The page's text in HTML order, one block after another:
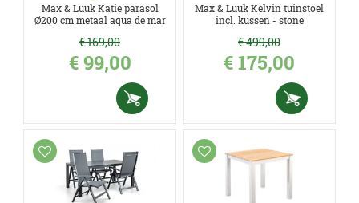
Max & Luuk Katie parasol
Ø200 cm metaal aqua de mar
€169,00
€ 99,00
Max & Luuk Kelvin tuinstoel
incl. kussen - stone
€499,00
€175,00